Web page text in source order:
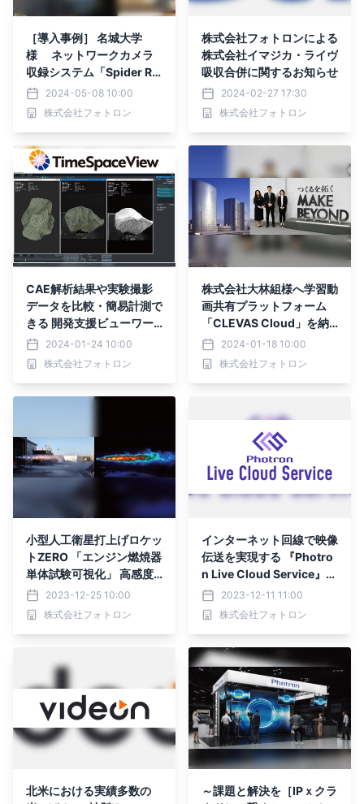
［導入事例］ 名城大学
様 ネットワークカメラ
収録システム「Spider Re
c」と 学習動画共有プラッ
トフォーム「CLEVAS」を
活用 ― アフターコロナ
オンデマンド授業の可能性
―
2024-05-08 10:00
株式会社フォトロン
株式会社フォトロンによる
株式会社イマジカ・ライヴ
吸収合併に関するお知らせ
2024-02-27 17:30
株式会社フォトロン
CAE解析結果や実験撮影
データを比較・簡易計測で
きる 開発支援ビューワー
『TimeSpaceView』202
4年2月新発売
2024-01-24 10:00
株式会社フォトロン
株式会社大林組様へ学習動
画共有プラットフォーム
「CLEVAS Cloud」を納
入・導入事例公開
2024-01-18 10:00
株式会社フォトロン
小型人工衛星打上げロケッ
トZERO 「エンジン燃焼器
単体試験可視化」 高感度
／赤外線ハイスピードカメ
ラで撮影協力 ― インタ
ーステラテクノロジズ
2023-12-25 10:00
株式会社フォトロン
インターネット回線で映像
伝送を実現する 『Photro
n Live Cloud Service』の
新サービス提供を開始 “海
外拠点との高品質かつ低遅
延な映像伝送”を SRTの利
2023-12-11 11:00
株式会社フォトロン
北米における実績多数の
～課題と解決を［IPｘクラ